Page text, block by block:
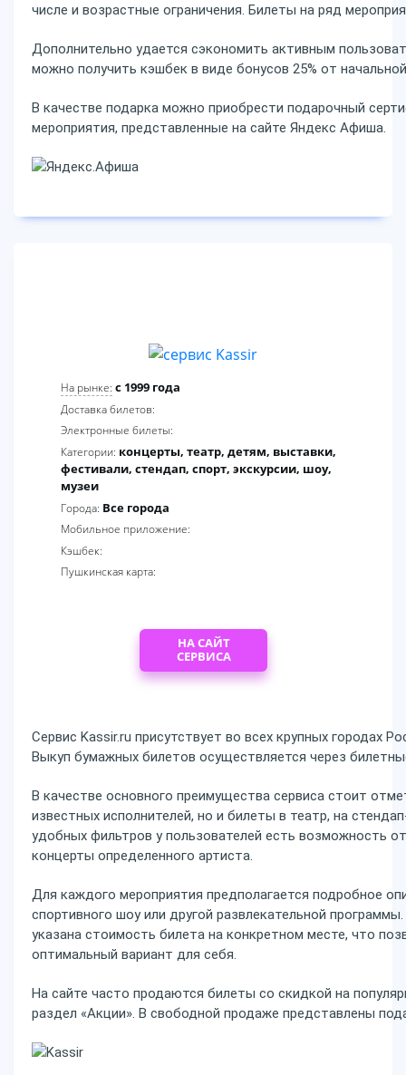
числе и возрастные ограничения. Билеты на ряд
Дополнительно удается сэкономить активным
можно получить кэшбек в виде бонусов 25% от
В качестве подарка можно приобрести подарочный
мероприятия, представленные на сайте Яндекс Афиша.
На рынке: c 1999 года
Доставка билетов:
Электронные билеты:
Категории: концерты, театр, детям, выставки,
фестивали, стендап, спорт, экскурсии, шоу,
музеи
Города: Все города
Мобильное приложение:
Кэшбек:
Пушкинская карта:
НА САЙТ
СЕРВИСА
Сервис Kassir.ru присутствует во всех крупных городах
Выкуп бумажных билетов осуществляется через
В качестве основного преимущества сервиса стоит
известных исполнителей, но и билеты в театр, на
удобных фильтров у пользователей есть возможность
концерты определенного артиста.
Для каждого мероприятия предполагается подробное
спортивного шоу или другой развлекательной
указана стоимость билета на конкретном месте, что
оптимальный вариант для себя.
На сайте часто продаются билеты со скидкой на
раздел «Акции». В свободной продаже представлены